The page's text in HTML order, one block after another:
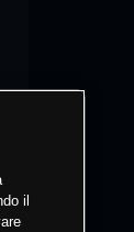
il